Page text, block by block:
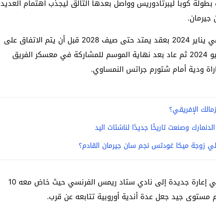
كوبا ليبرتادوريس وواصل بعدها التألق ليجذب اهتمام العديد
جيرمان.
في يناير 2024 بعقد يمتد حتى صيف 2028 قبل أن يتم الاتفاق على
استمراره مع كورينثيانز على سبيل الإعارة حتى يونيو 2024 ثم عاد بعد نهاية الموسم للمشاركة في معسكر الفريق
ودية أمام شتورم جراتس النمساوي.
الإفريقي؟
وصنعت تاريخًا جديدًا لناشئات اليد
ميكا غودتس نجم سان جيرمان القادم؟
في منتصف صيف 2024 خرج جابرييل موسكاردو في إعارة جديدة إلى نادي ستاد ريمس الفرنسي حيث خاض معه 10
جيد جعل عدة أندية أوروبية تتابعه عن قرب.